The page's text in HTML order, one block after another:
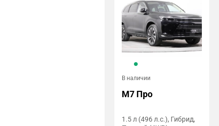
В наличии
M7 Про
1.5 л (496 л.с.), Гибрид,